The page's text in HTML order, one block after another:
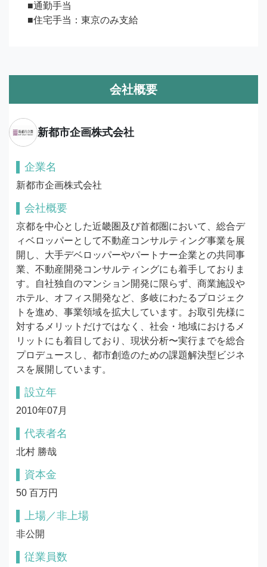
■通勤手当
■住宅手当：東京のみ支給
会社概要
新都市企画株式会社
企業名
新都市企画株式会社
会社概要
京都を中心とした近畿圏及び首都圏において、総合デ
ィベロッパーとして不動産コンサルティング事業を展
開し、大手デベロッパーやパートナー企業との共同事
業、不動産開発コンサルティングにも着手しておりま
す。自社独自のマンション開発に限らず、商業施設や
ホテル、オフィス開発など、多岐にわたるプロジェク
トを進め、事業領域を拡大しています。お取引先様に
対するメリットだけではなく、社会・地域におけるメ
リットにも着目しており、現状分析〜実行までを総合
プロデュースし、都市創造のための課題解決型ビジネ
スを展開しています。
設立年
2010年07月
代表者名
北村 勝哉
資本金
50 百万円
上場／非上場
非公開
従業員数